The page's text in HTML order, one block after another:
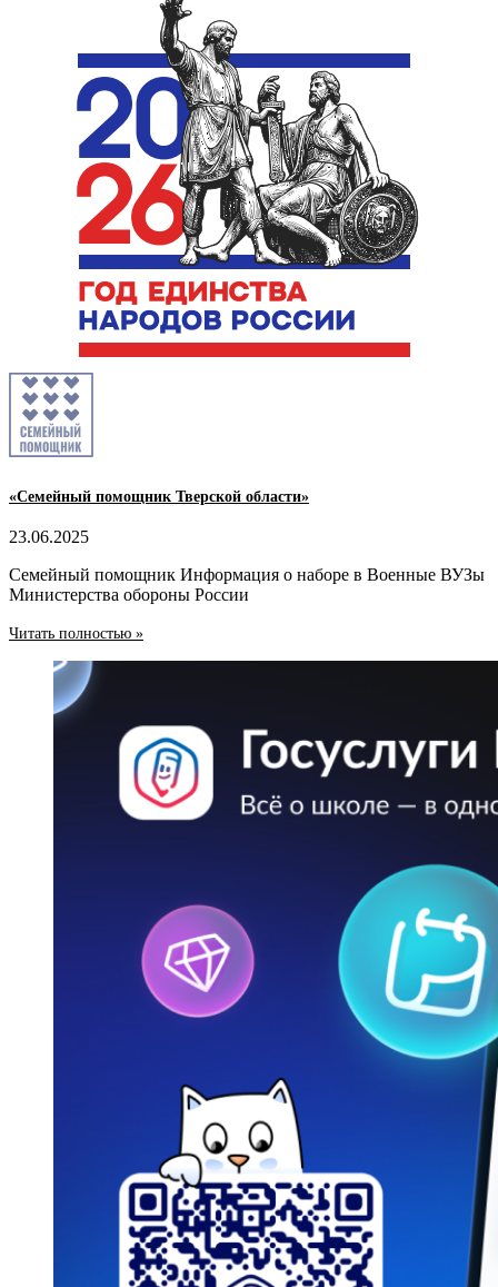
«Семейный помощник Тверской области»
23.06.2025
Семейный помощник Информация о наборе в Военные ВУЗы
Министерства обороны России
Читать полностью »